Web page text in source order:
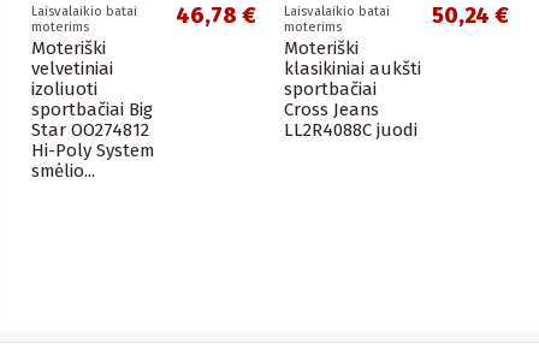
Laisvalaikio batai
moterims
Moteriški
velvetiniai
izoliuoti
sportbačiai Big
Star OO274812
Hi-Poly System
smėlio...
46,78 €
Laisvalaikio batai
moterims
Moteriški
klasikiniai aukšti
sportbačiai
Cross Jeans
LL2R4088C juodi
50,24 €